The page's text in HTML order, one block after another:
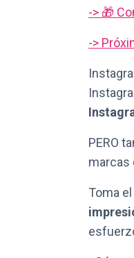
-> 🎁
->
PERO
marcas
Toma